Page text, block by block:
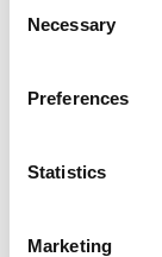
Selection
Necessary
Preferences
Statistics
Marketing